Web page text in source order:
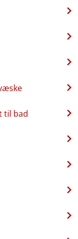
til bad